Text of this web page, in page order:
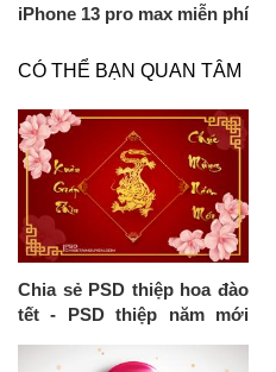
iPhone 13 pro max miễn phí
CÓ THỂ BẠN QUAN TÂM
Chia sẻ PSD thiệp hoa đào
tết - PSD thiệp năm mới